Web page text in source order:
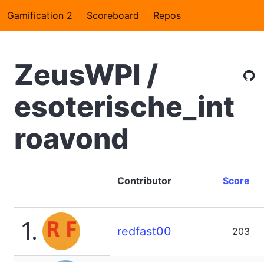
Gamification 2 Scoreboard Repos
ZeusWPI /
esoterische_int
roavond
Contributor Score
1. redfast00 203